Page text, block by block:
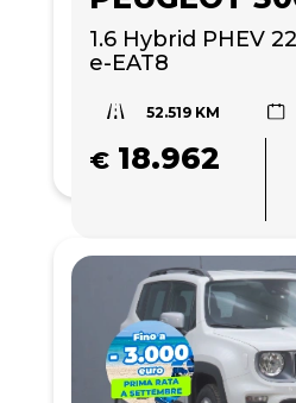
1.6 Hybrid PHEV
e-EAT8
52.519 KM
€ 18.962